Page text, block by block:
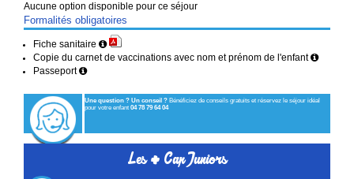
Aucune option disponible pour ce séjour
Formalités obligatoires
Fiche sanitaire
Copie du carnet de vaccinations avec nom et prénom de l'enfant
Passeport
Une question ? Un conseil ? Bénéficiez de conseils gratuits et réservez le séjour idéal
pour votre enfant 04 78 79 64 04
Les+Cap Juniors